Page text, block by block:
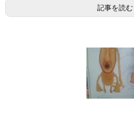
記事を読む